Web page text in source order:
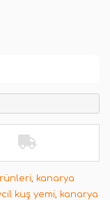
, kanarya
kuş yemi, kanarya